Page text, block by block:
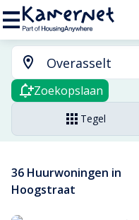
Zoekopslaan
Tegel
36 Huurwoningen in
Hoogstraat